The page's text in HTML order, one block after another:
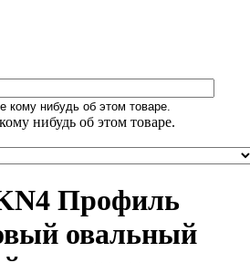
нибудь об этом товаре.
Профиль
овальный